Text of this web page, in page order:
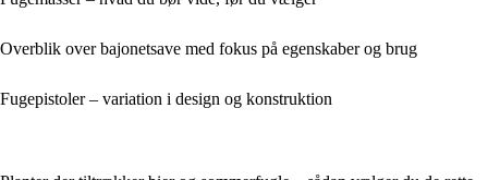
Overblik over bajonetsave med fokus på egenskaber og brug
Fugepistoler – variation i design og konstruktion